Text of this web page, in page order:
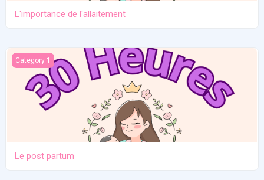
L'importance de l'allaitement
Le post partum
Category 1
Le post partum